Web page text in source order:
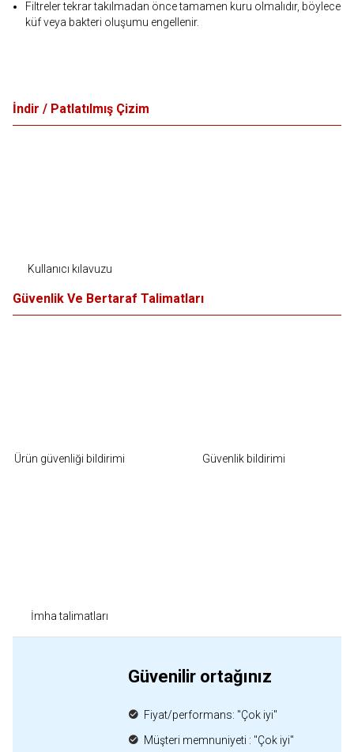
Filtreler tekrar takılmadan önce tamamen kuru olmalıdır, böylece
küf veya bakteri oluşumu engellenir.
İndir / Patlatılmış Çizim
Kullanıcı kılavuzu
Güvenlik Ve Bertaraf Talimatları
Ürün güvenliği bildirimi Güvenlik bildirimi
İmha talimatları
Güvenilir ortağınız
Fiyat/performans: "Çok iyi"
Müşteri memnuniyeti : "Çok iyi"